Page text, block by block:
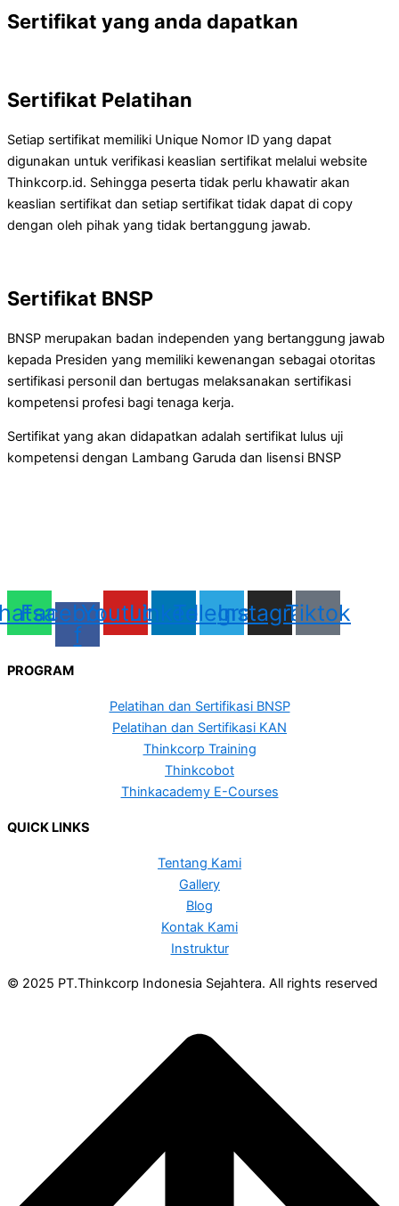
Sertifikat yang anda dapatkan
Sertifikat Pelatihan
Setiap sertifikat memiliki Unique Nomor ID yang dapat
digunakan untuk verifikasi keaslian sertifikat melalui website
Thinkcorp.id. Sehingga peserta tidak perlu khawatir akan
keaslian sertifikat dan setiap sertifikat tidak dapat di copy
dengan oleh pihak yang tidak bertanggung jawab.
Sertifikat BNSP
BNSP merupakan badan independen yang bertanggung jawab
kepada Presiden yang memiliki kewenangan sebagai otoritas
sertifikasi personil dan bertugas melaksanakan sertifikasi
kompetensi profesi bagi tenaga kerja.
Sertifikat yang akan didapatkan adalah sertifikat lulus uji
kompetensi dengan Lambang Garuda dan lisensi BNSP
Facebook-
f
YoutubeLinkedinTelegram
Instagram
Tiktok
PROGRAM
Pelatihan dan Sertifikasi BNSP
Pelatihan dan Sertifikasi KAN
Thinkcorp Training
Thinkcobot
Thinkacademy E-Courses
QUICK LINKS
Tentang Kami
Gallery
Blog
Kontak Kami
Instruktur
© 2025 PT.Thinkcorp Indonesia Sejahtera. All rights reserved